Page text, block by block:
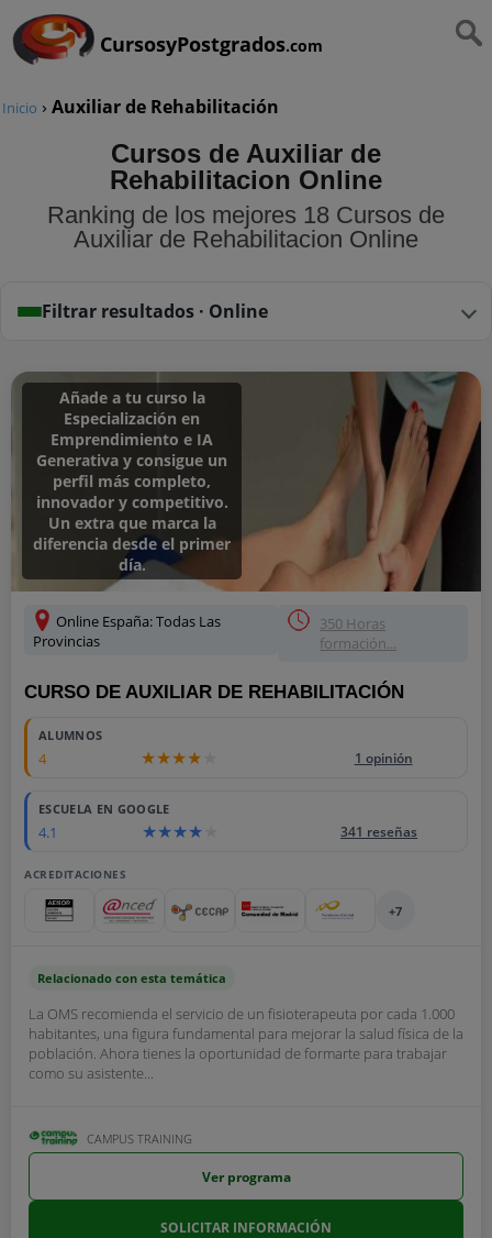
CursosyPostgrados.com
Inicio › Auxiliar de Rehabilitación
Cursos de Auxiliar de
Rehabilitacion Online
Ranking de los mejores 18 Cursos de
Auxiliar de Rehabilitacion Online
Filtrar resultados · Online
Añade a tu curso la
Especialización en
Emprendimiento e IA
Generativa y consigue un
perfil más completo,
innovador y competitivo.
Un extra que marca la
diferencia desde el primer
día.
Online España: Todas Las
Provincias
350 Horas
formación...
CURSO DE AUXILIAR DE REHABILITACIÓN
ALUMNOS
4 1 opinión
ESCUELA EN GOOGLE
4.1 341 reseñas
ACREDITACIONES
+7
Relacionado con esta temática
La OMS recomienda el servicio de un fisioterapeuta por cada 1.000
habitantes, una figura fundamental para mejorar la salud física de la
población. Ahora tienes la oportunidad de formarte para trabajar
como su asistente...
CAMPUS TRAINING
Ver programa
SOLICITAR INFORMACIÓN